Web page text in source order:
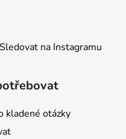
Sledovat na Instagramu
kladené otázky